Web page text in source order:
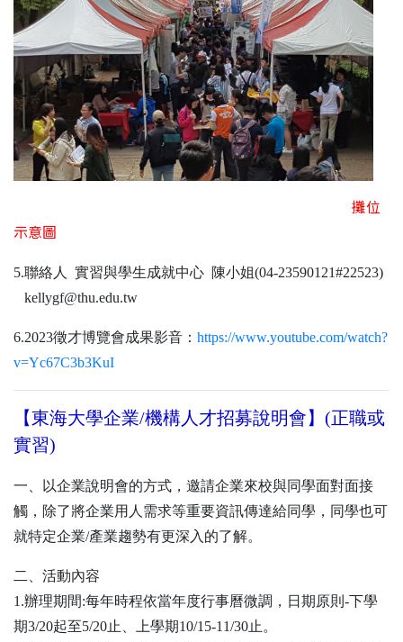
攤位
示意圖
5.聯絡人 實習與學生成就中心 陳小姐(04-23590121#22523)
kellygf@thu.edu.tw
6.2023徵才博覽會成果影音： https://www.youtube.com/watch?
v=Yc67C3b3KuI
【東海大學企業/機構人才招募說明會】(正職或
實習)
一、以企業說明會的方式，邀請企業來校與同學面對面接
觸，除了將企業用人需求等重要資訊傳達給同學，同學也可
就特定企業/產業趨勢有更深入的了解。
二、活動內容
1.辦理期間:每年時程依當年度行事曆微調，日期原則-下學
期3/20起至5/20止、上學期10/15-11/30止。